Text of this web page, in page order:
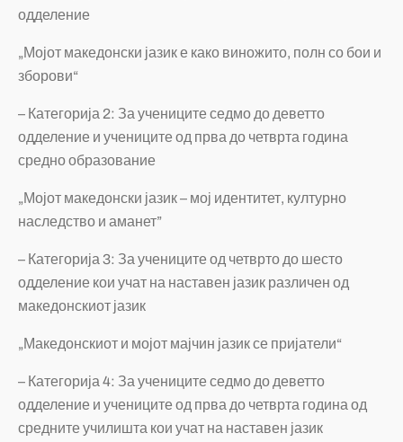
одделение
„Мојот македонски јазик е како виножито, полн со бои и
зборови“
– Категорија 2: За учениците седмо до деветто
одделение и учениците од прва до четврта година
средно образование
„Мојот македонски јазик – мој идентитет, културно
наследство и аманет”
– Категорија 3: За учениците од четврто до шесто
одделение кои учат на наставен јазик различен од
македонскиот јазик
„Македонскиот и мојот мајчин јазик се пријатели“
– Категорија 4: За учениците седмо до деветто
одделение и учениците од прва до четврта година од
средните училишта кои учат на наставен јазик